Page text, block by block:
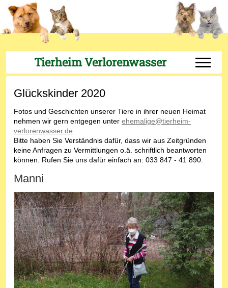
Tierheim Verlorenwasser Off-
Glückskinder 2020
Fotos und Geschichten unserer Tiere in ihrer neuen Heimat
nehmen wir gern entgegen unter ehemalige@tierheim-
verlorenwasser.de
Bitte haben Sie Verständnis dafür, dass wir aus Zeitgründen
keine Anfragen zu Vermittlungen o.ä. schriftlich beantworten
können. Rufen Sie uns dafür einfach an: 033 847 - 41 890.
Manni